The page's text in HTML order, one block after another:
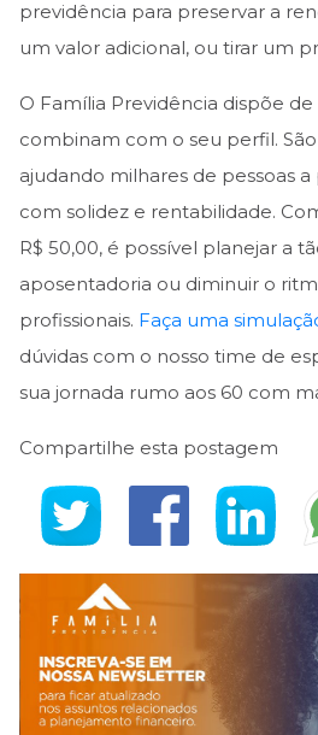
previdência para preservar a
um valor adicional, ou tirar um
O Família Previdência dispõe
combinam com o seu perfil.
ajudando milhares de pessoas a
com solidez e rentabilidade.
R$ 50,00, é possível planejar a
aposentadoria ou diminuir o
profissionais. Faça uma
dúvidas com o nosso time de
sua jornada rumo aos 60 com
Compartilhe esta postagem